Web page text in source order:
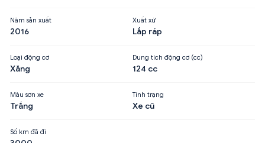
Năm sản xuất
2016
Xuất xứ
Lắp ráp
Loại động cơ
Xăng
Dung tích động cơ (cc)
124 cc
Màu sơn xe
Trắng
Tình trạng
Xe cũ
Số km đã đi